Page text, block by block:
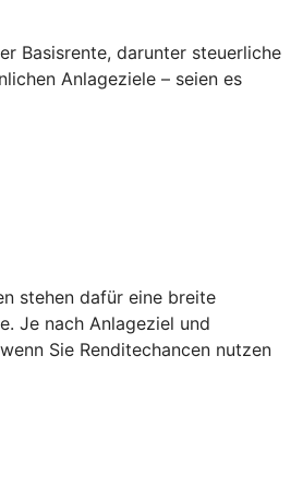
Basisrente, darunter steuerliche
Anlageziele – seien es
stehen dafür eine breite
Je nach Anlageziel und
Sie Renditechancen nutzen